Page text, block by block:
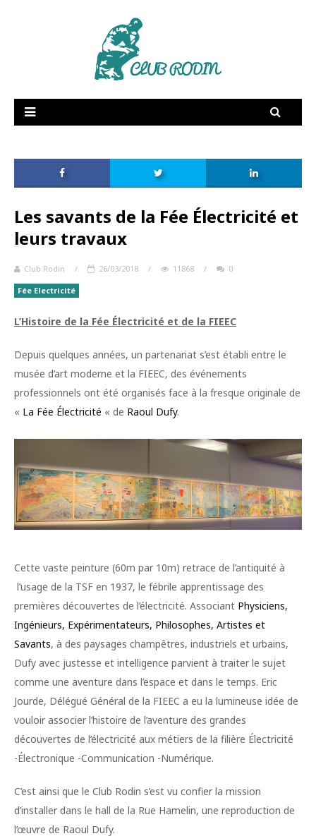
Supply Chain
Dictionnaire amoureux
Vidéos
Membres
Les savants de la Fée Électricité et
leurs travaux
Club Rodin / 26/03/2018 / 11868 / 0
Fée Electricité
L’Histoire de la Fée Électricité et de la FIEEC
Depuis quelques années, un partenariat s’est établi entre le
musée d’art moderne et la FIEEC, des événements
professionnels ont été organisés face à la fresque originale de
« La Fée Électricité « de Raoul Dufy.
Cette vaste peinture (60m par 10m) retrace de l’antiquité à
l’usage de la TSF en 1937, le fébrile apprentissage des
premières découvertes de l’électricité. Associant Physiciens,
Ingénieurs, Expérimentateurs, Philosophes, Artistes et
Savants, à des paysages champêtres, industriels et urbains,
Dufy avec justesse et intelligence parvient à traiter le sujet
comme une aventure dans l’espace et dans le temps. Eric
Jourde, Délégué Général de la FIEEC a eu la lumineuse idée de
vouloir associer l’histoire de l’aventure des grandes
découvertes de l’électricité aux métiers de la filière Électricité
-Électronique -Communication -Numérique.
C’est ainsi que le Club Rodin s’est vu confier la mission
d’installer dans le hall de la Rue Hamelin, une reproduction de
l’œuvre de Raoul Dufy.